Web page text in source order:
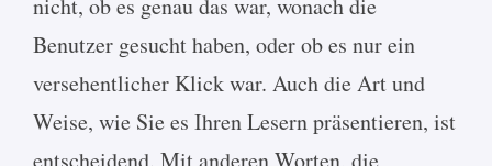
Benutzer gesucht haben, oder ob es nur ein
versehentlicher Klick war. Auch die Art und
Weise, wie Sie es Ihren Lesern präsentieren, ist
entscheidend. Mit anderen Worten, die